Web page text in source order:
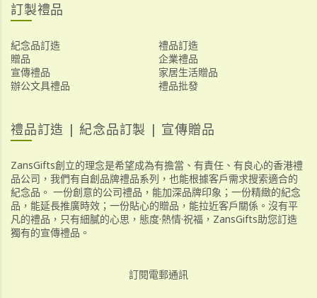
訂製禮品
紀念品訂造
禮品訂造
贈品
企業禮品
宣傳禮品
家居生活贈品
辦公文具禮品
禮品批發
禮品訂造 | 紀念品訂製 | 宣傳贈品
ZansGifts創立的理念是希望成為有擔當、有責任、有良心的香港禮
品公司，我們有自創品牌禮品系列，也能根據客戶需求搜索適合的
紀念品。 一份創意的公司禮品，能加深品牌印象；一份精緻的紀念
品，能延長推廣時效；一份貼心的贈品，能拉近客戶關係。沒有平
凡的禮品，只有細膩的心思，態度·熱情·祝福，ZansGifts助您訂造
獨有的宣傳禮品。
訂閱電郵通訊